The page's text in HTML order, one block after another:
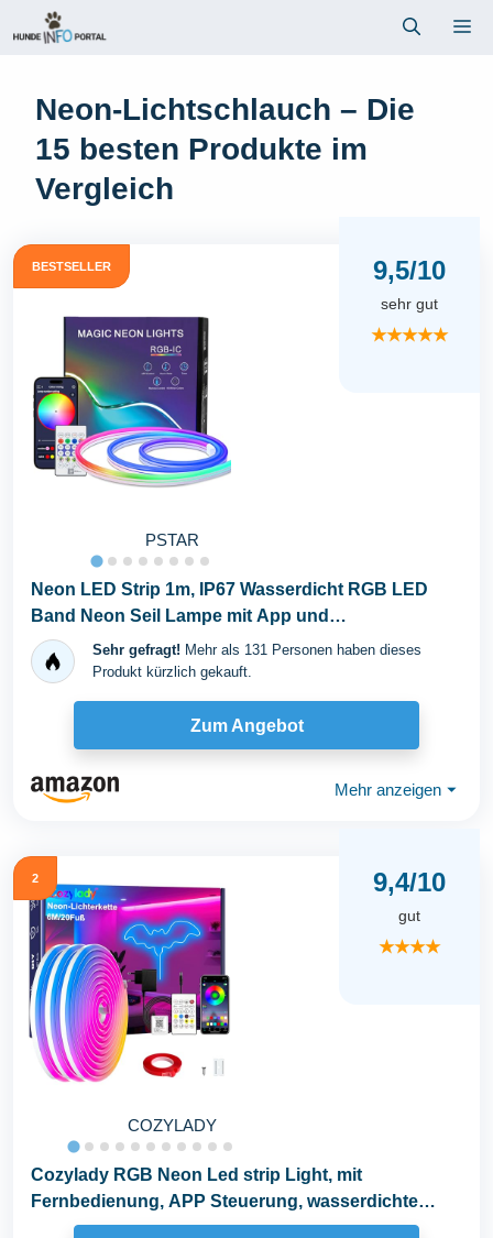
Inhalt
Neon-Lichtschlauch – Die
15 besten Produkte im
Vergleich
BESTSELLER
PSTAR
9,5/10
sehr gut
★★★★★
Neon LED Strip 1m, IP67 Wasserdicht RGB LED
Band Neon Seil Lampe mit App und
Fernbedienung...
Sehr gefragt! Mehr als 131 Personen haben dieses
Produkt kürzlich gekauft.
Zum Angebot
Mehr anzeigen ⏷
2
COZYLADY
9,4/10
gut
★★★★
Cozylady RGB Neon Led strip Light, mit
Fernbedienung, APP Steuerung, wasserdichte
flexible Rgb...